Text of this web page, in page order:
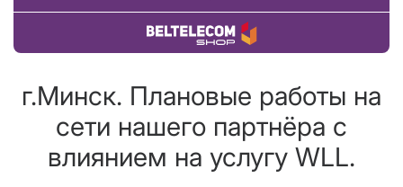
Купить товар
г.Минск. Плановые работы на
сети нашего партнёра с
влиянием на услугу WLL.